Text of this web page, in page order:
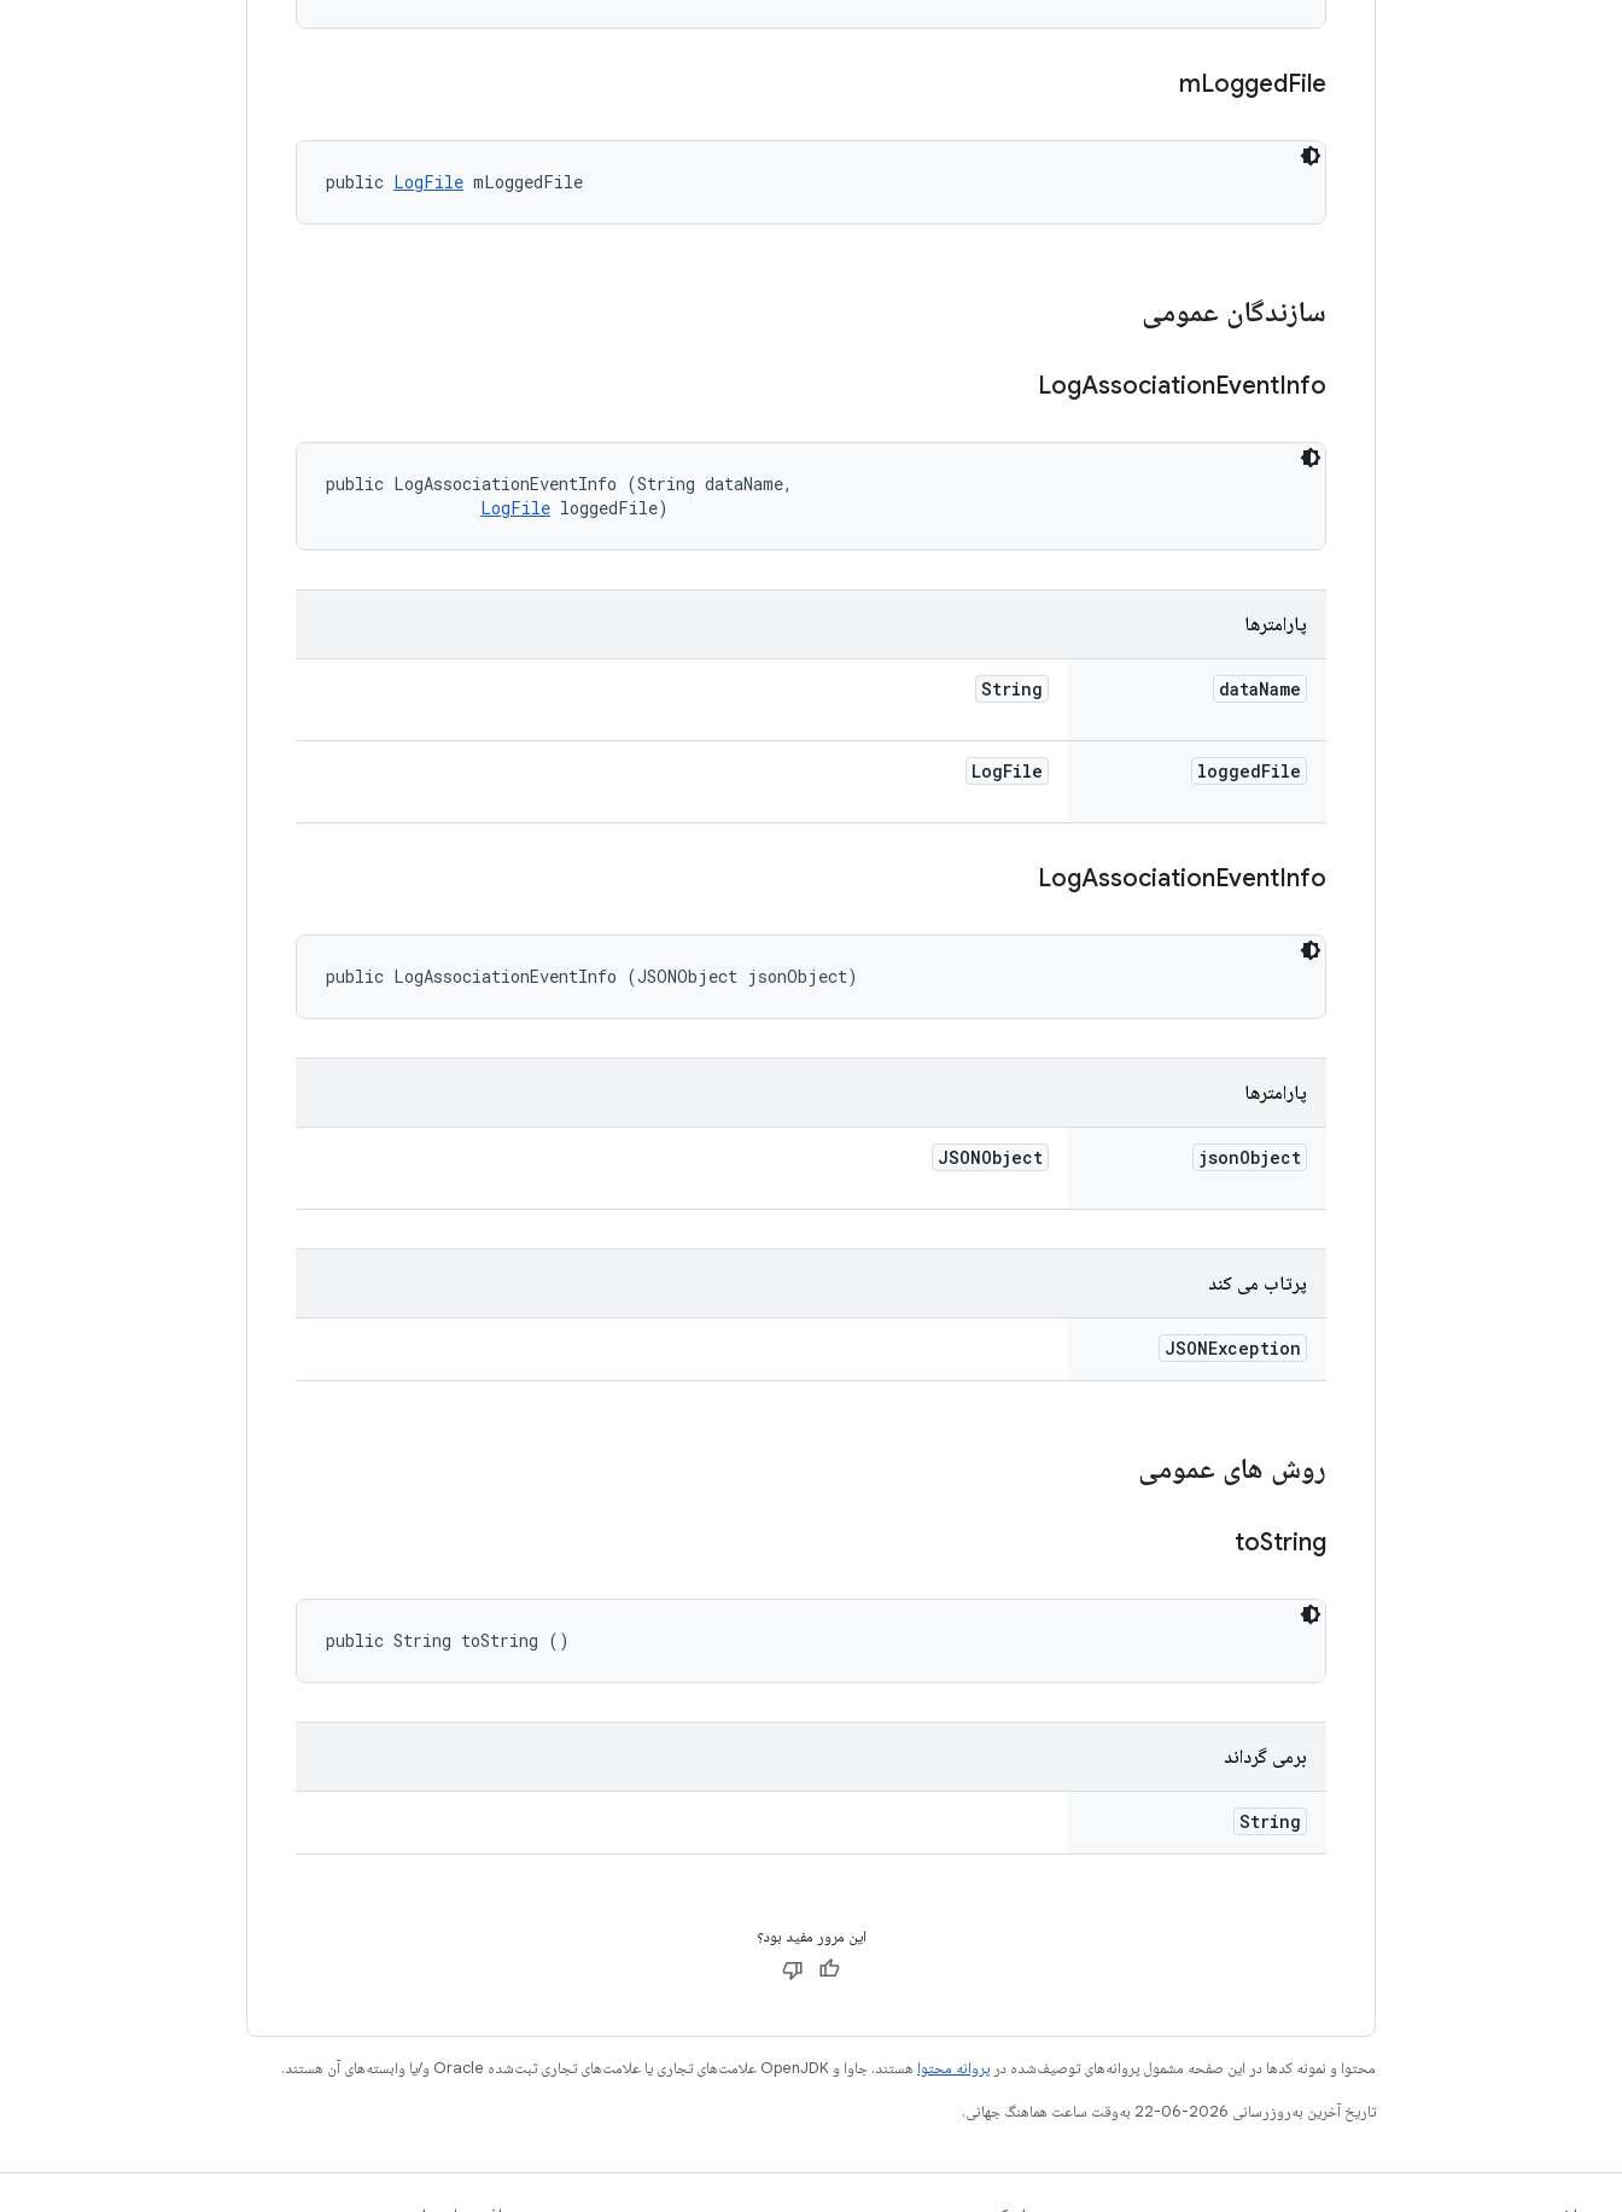
mLoggedFile
public LogFile mLoggedFile
سازندگان عمومی
LogAssociationEventInfo
public LogAssociationEventInfo (String dataName,
LogFile loggedFile)
پارامترها
dataName
String
loggedFile
LogFile
LogAssociationEventInfo
public LogAssociationEventInfo (JSONObject jsonObject)
پارامترها
jsonObject
JSONObject
پرتاب می کند
JSONException
روش های عمومی
toString
public String toString ()
برمی گرداند
String
این مرور مفید بود؟
محتوا و نمونه کدها در این صفحه مشمول پروانه‌های توصیف‌شده در پروانه محتوا هستند. جاوا و OpenJDK علامت‌های تجاری یا علامت‌های تجاری ثبت‌شده Oracle و/یا وابسته‌های آن هستند.
تاریخ آخرین به‌روزرسانی 2026-06-22 به‌وقت ساعت هماهنگ جهانی.